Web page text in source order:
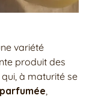
variété
produit des
qui, à maturité se
,